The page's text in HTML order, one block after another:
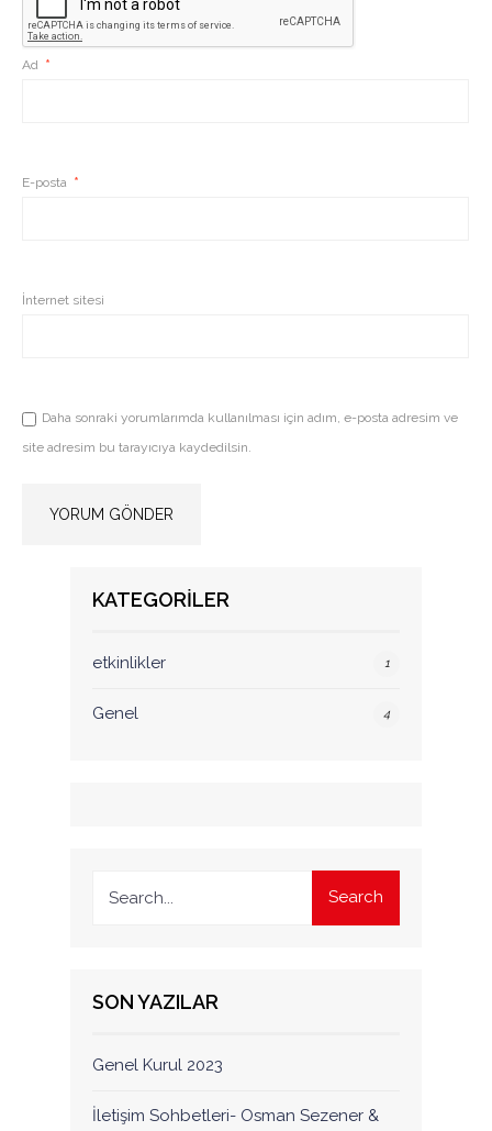
Ad *
E-posta *
İnternet sitesi
Daha sonraki yorumlarımda kullanılması için adım, e-posta adresim ve
site adresim bu tarayıcıya kaydedilsin.
KATEGORILER
etkinlikler 1
Genel 4
Search
SON YAZILAR
Genel Kurul 2023
İletişim Sohbetleri- Osman Sezener &